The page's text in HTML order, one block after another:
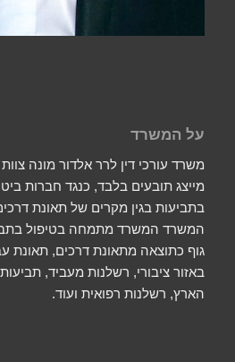
על המשרד
משרד עורכי דין לרר אלדור מונה
מייצג תובעים בלבד, כנגד חברות
בתביעות בגין מקרים של תאונת
המשרד המשרד מתמחה בטיפול
גוף כתוצאה מתאונת דרכים, תאונת
באזור ציבורי, רשלנות מעביד,
הארץ, רשלנות רפואית ועוד.